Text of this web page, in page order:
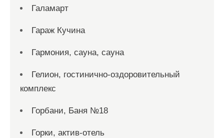
Галамарт
Гараж Кучина
Гармония, сауна, сауна
Гелион, гостинично-оздоровительный
комплекс
Горбани, Баня №18
Горки, актив-отель